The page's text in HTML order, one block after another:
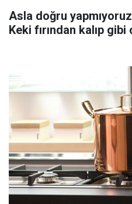
Asla doğru
Keki fırından kalıp